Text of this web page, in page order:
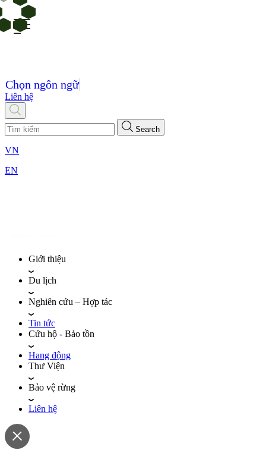
Chọn ngôn ngữ
Liên hệ
Search
VN
EN
Giới thiệu
Du lịch
Nghiên cứu – Hợp tác
Tin tức
Cứu hộ - Bảo tồn
Hang động
Thư Viện
Bảo vệ rừng
Liên hệ